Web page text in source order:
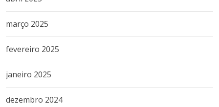
março 2025
fevereiro 2025
janeiro 2025
dezembro 2024